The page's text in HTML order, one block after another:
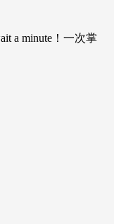
a minute！一次掌